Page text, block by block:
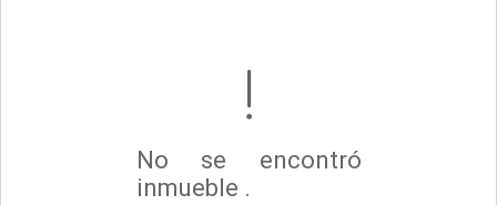
No se encontró
inmueble .